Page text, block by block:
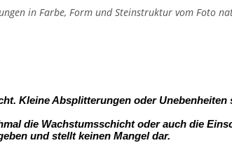
in Farbe, Form und Steinstruktur vom Foto
Kleine Absplitterungen oder
die Wachstumsschicht oder auch die
und stellt keinen Mangel dar.